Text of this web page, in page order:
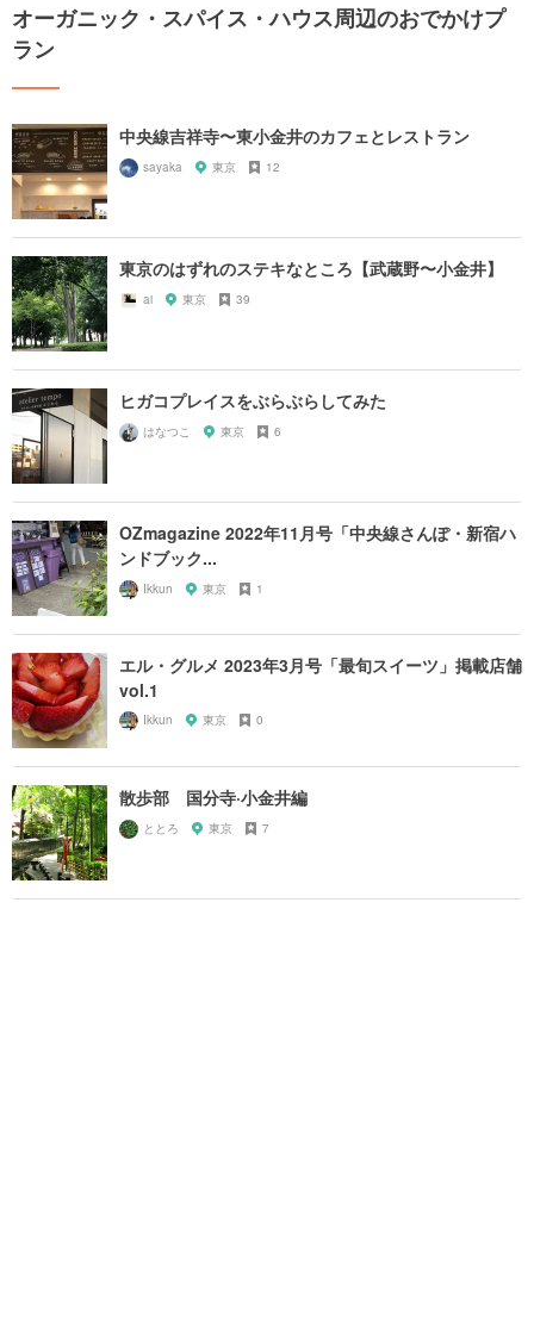
オーガニック・スパイス・ハウス周辺のおでかけプ
ラン
中央線吉祥寺〜東小金井のカフェとレストラン
sayaka 東京 12
東京のはずれのステキなところ【武蔵野〜小金井】
ai 東京 39
ヒガコプレイスをぶらぶらしてみた
はなつこ 東京 6
OZmagazine 2022年11月号「中央線さんぽ・新宿ハ
ンドブック...
Ikkun 東京 1
エル・グルメ 2023年3月号「最旬スイーツ」掲載店舗
vol.1
Ikkun 東京 0
散歩部 国分寺·小金井編
ととろ 東京 7